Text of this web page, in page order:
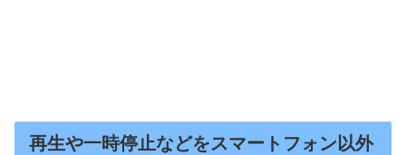
再生や一時停止などをスマートフォン以外